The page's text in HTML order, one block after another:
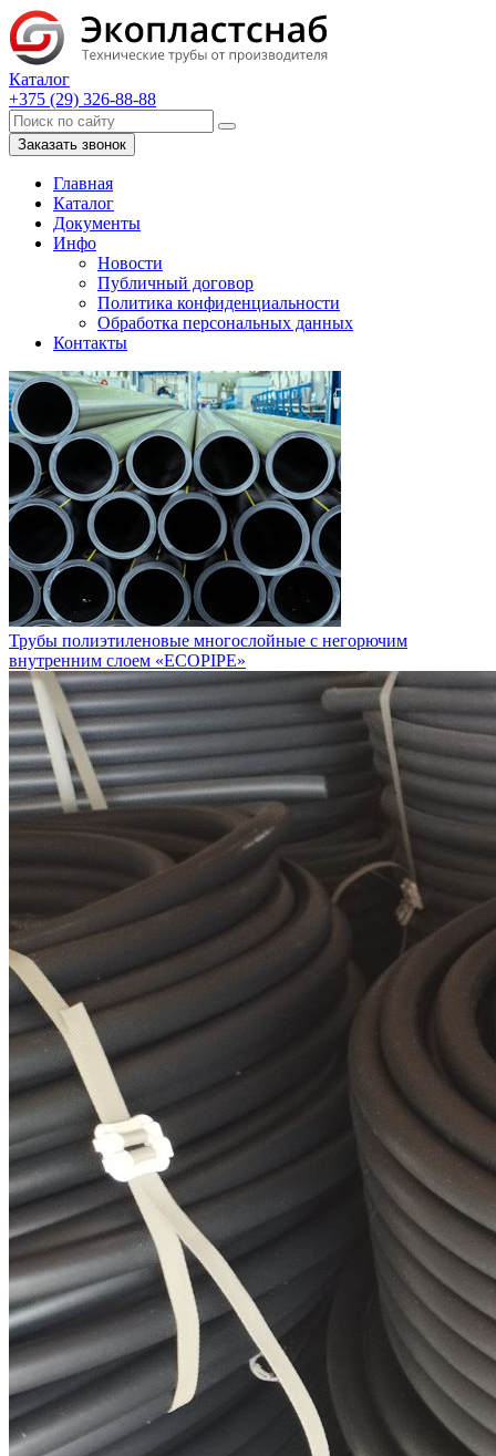
Каталог
+375 (29) 326-88-88
Заказать звонок
Главная
Каталог
Документы
Инфо
Новости
Публичный договор
Политика конфиденциальности
Обработка персональных данных
Контакты
Трубы полиэтиленовые многослойные с негорючим
внутренним слоем «ECOPIPE»